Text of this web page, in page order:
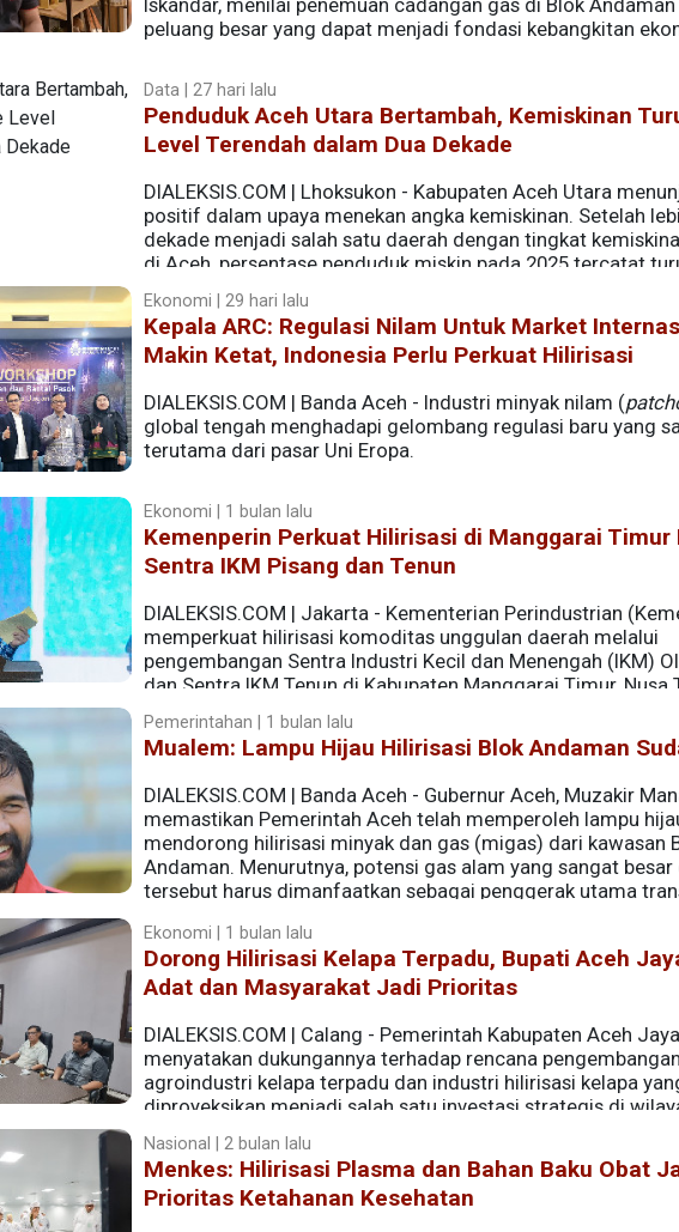
Iskandar, menilai penemuan cadangan gas di Blok
peluang besar yang dapat menjadi fondasi kebangkitan
Data | 27 hari lalu
Penduduk Aceh Utara Bertambah, Kemiskinan
Level Terendah dalam Dua Dekade
DIALEKSIS.COM | Lhoksukon - Kabupaten Aceh Utara
positif dalam upaya menekan angka kemiskinan. Setelah
dekade menjadi salah satu daerah dengan tingkat
di Aceh, persentase penduduk miskin pada 2025 tercatat
sejak 2004.
Ekonomi | 29 hari lalu
Kepala ARC: Regulasi Nilam Untuk Market
Makin Ketat, Indonesia Perlu Perkuat Hilirisasi
DIALEKSIS.COM | Banda Aceh - Industri minyak nilam (
global tengah menghadapi gelombang regulasi baru yang
terutama dari pasar Uni Eropa.
Ekonomi | 1 bulan lalu
Kemenperin Perkuat Hilirisasi di Manggarai Timur
Sentra IKM Pisang dan Tenun
DIALEKSIS.COM | Jakarta - Kementerian Perindustrian
memperkuat hilirisasi komoditas unggulan daerah melalui
pengembangan Sentra Industri Kecil dan Menengah (IKM)
dan Sentra IKM Tenun di Kabupaten Manggarai Timur, Nusa
Pemerintahan | 1 bulan lalu
Mualem: Lampu Hijau Hilirisasi Blok Andaman
DIALEKSIS.COM | Banda Aceh - Gubernur Aceh, Muzakir
memastikan Pemerintah Aceh telah memperoleh lampu
mendorong hilirisasi minyak dan gas (migas) dari kawasan
Andaman. Menurutnya, potensi gas alam yang sangat besar
tersebut harus dimanfaatkan sebagai penggerak utama
sekadar sumber penerimaan daerah.
Ekonomi | 1 bulan lalu
Dorong Hilirisasi Kelapa Terpadu, Bupati Aceh
Adat dan Masyarakat Jadi Prioritas
DIALEKSIS.COM | Calang - Pemerintah Kabupaten Aceh Jaya
menyatakan dukungannya terhadap rencana
agroindustri kelapa terpadu dan industri hilirisasi kelapa
diproyeksikan menjadi salah satu investasi strategis di
Nasional | 2 bulan lalu
Menkes: Hilirisasi Plasma dan Bahan Baku Obat
Prioritas Ketahanan Kesehatan